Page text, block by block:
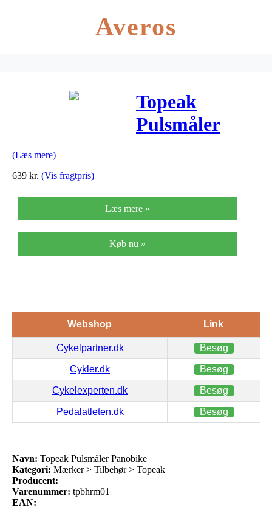
Averos
Topeak
Pulsmåler
(Læs mere)
639 kr. (Vis fragtpris)
Læs mere »
Køb nu »
Webshop Link
Cykelpartner.dk Besøg
Cykler.dk Besøg
Cykelexperten.dk Besøg
Pedalatleten.dk Besøg
Navn: Topeak Pulsmåler Panobike
Kategori: Mærker > Tilbehør > Topeak
Producent:
Varenummer: tpbhrm01
EAN: